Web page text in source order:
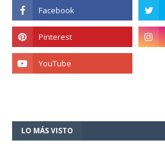
LO MÁS VISTO